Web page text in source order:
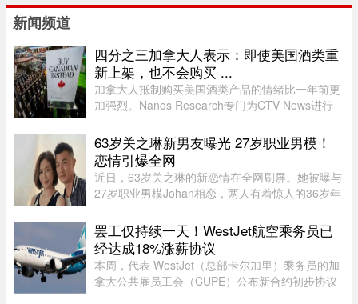
新闻频道
四分之三加拿大人表示：即使美国酒类重
新上架，也不会购买 ...
加拿大人抵制购买美国酒类产品的情绪比一年前更
加强烈。Nanos Research专门为CTV News进行
大人表示，即使美国酒类重新摆上货架，他们也不
太可能购买。 ...
63岁关之琳新男友曝光 27岁职业男模！
恋情引爆全网
近日，63岁关之琳的新恋情在全网刷屏。她被曝与
27岁职业男模Johan相恋，两人有着惊人的36岁年
认，作为当事人的关之琳却始终保持沉默，既不承
认也不否认，这份淡定态度， ...
罢工仅持续一天！WestJet航空乘务员已
经达成18%涨薪协议
本周，代表 WestJet（总部卡尔加里）乘务员的加
拿大公共雇员工会（CUPE）公布新合约初步协议